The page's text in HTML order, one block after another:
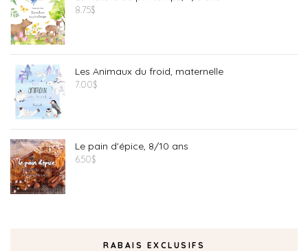
8.75$
Les Animaux du froid, maternelle
7.00$
Le pain d'épice, 8/10 ans
6.50$
RABAIS EXCLUSIFS